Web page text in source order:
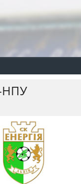
НПУ